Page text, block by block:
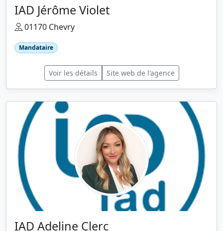
IAD Jérôme Violet
01170 Chevry
Mandataire
Voir les détails Site web de l'agence
IAD Adeline Clerc